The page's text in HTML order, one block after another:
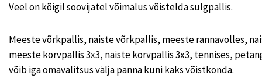
Veel on kõigil soovijatel võimalus võistelda sulgpallis.
Meeste võrkpallis, naiste võrkpallis, meeste rannavolles,
meeste korvpallis 3x3, naiste korvpallis 3x3, tennises,
võib iga omavalitsus välja panna kuni kaks võistkonda.